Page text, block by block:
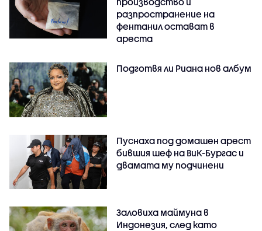
разпространение на
фентанил остават в
ареста
Подготвя ли Риана нов албум
Пуснаха под домашен арест
бившия шеф на ВиК-Бургас и
двамата му подчинени
Заловиха маймуна в
Индонезия, след като